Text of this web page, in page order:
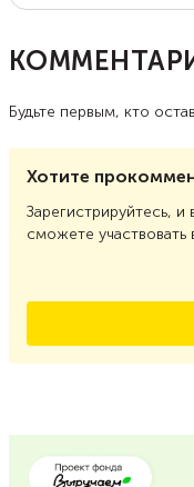
Будьте первым, кто
Хотите
Зарегистрируйтесь,
сможете участвовать